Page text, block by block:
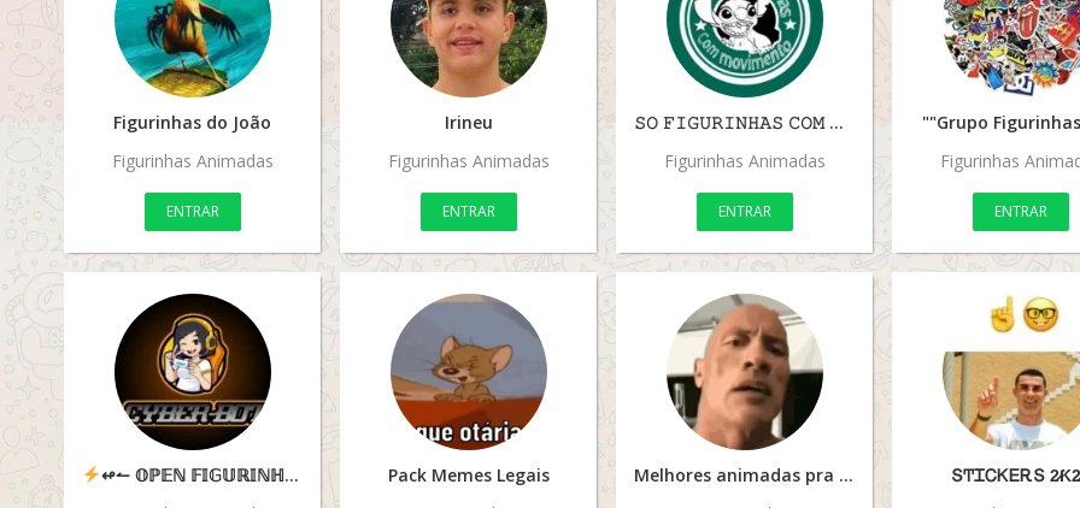
Figurinhas do João
Figurinhas Animadas
ENTRAR
Irineu
Figurinhas Animadas
ENTRAR
𝚂𝙾 𝙵𝙸𝙶𝚄𝚁𝙸𝙽𝙷𝙰𝚂 𝙲𝙾𝙼 𝙼𝙾𝚅𝙸𝙼𝙴𝙽𝚃𝙾
Figurinhas Animadas
ENTRAR
""Grupo
Figurinhas
ENTRAR
↫↼ 𝕆ℙ𝔼ℕ 𝔽𝕀𝔾𝕌ℝ𝕀ℕℍ𝔸𝕊↽↬
Pack Memes Legais
Melhores animadas pra usar
ՏͲᏆᏟᏦᎬᎡՏ